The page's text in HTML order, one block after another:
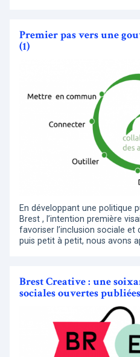
Premier pas vers une
(1)
En développant une politique
Brest , l’intention première
favoriser l’inclusion sociale et
puis petit à petit, nous avons
Brest Creative : une
sociales ouvertes publiées